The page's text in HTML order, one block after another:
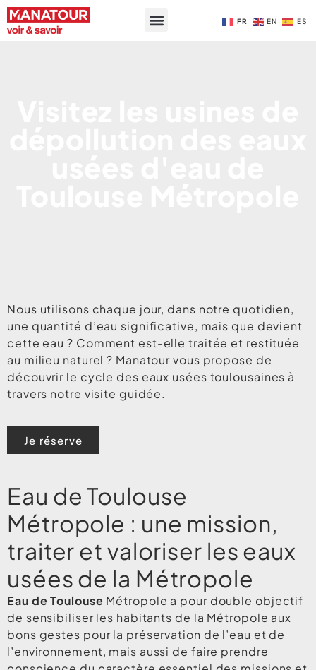
FR EN ES
Nous utilisons chaque jour, dans notre quotidien,
une quantité d’eau significative, mais que devient
cette eau ? Comment est-elle traitée et restituée
au milieu naturel ? Manatour vous propose de
découvrir le cycle des eaux usées toulousaines à
travers notre visite guidée. ​
Je réserve
Eau de Toulouse
Métropole : une mission,
traiter et valoriser les eaux
usées de la Métropole
Eau de Toulouse Métropole a pour double objectif
de sensibiliser les habitants de la Métropole aux
bons gestes pour la préservation de l’eau et de
l’environnement, mais aussi de faire prendre